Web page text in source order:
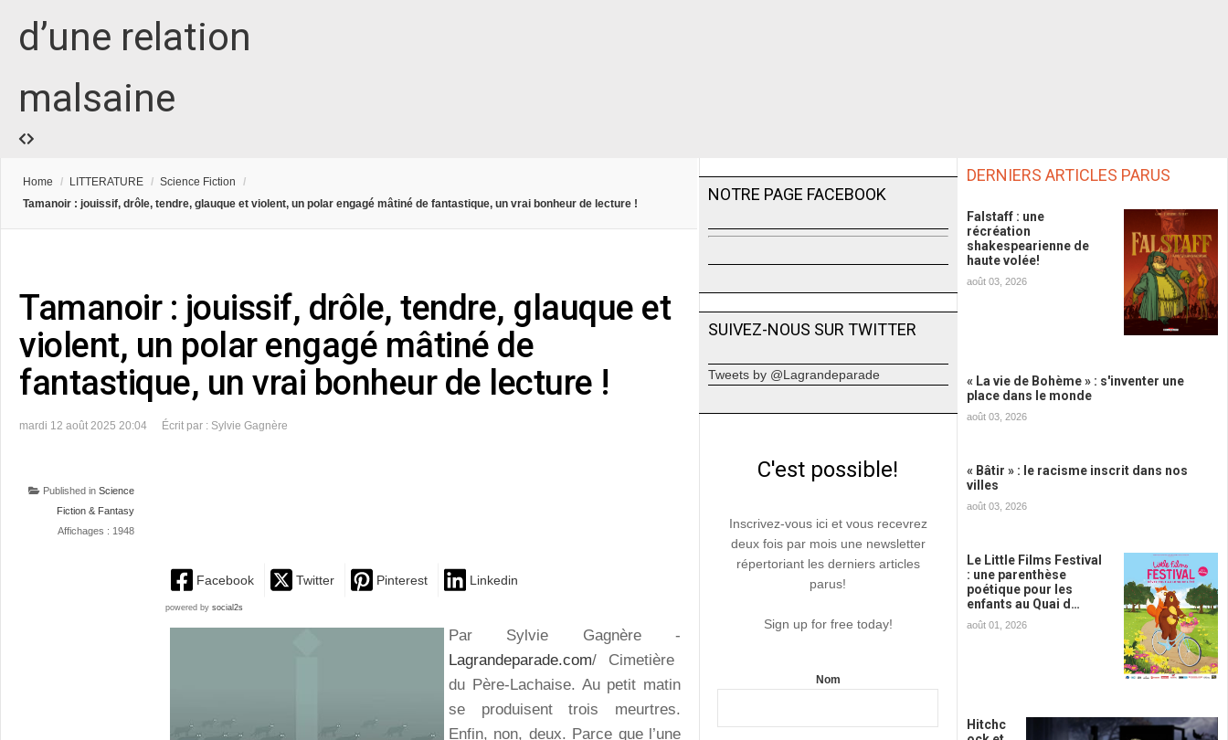
d’une relation
malsaine
Home / LITTERATURE / Science Fiction
/
Tamanoir : jouissif, drôle, tendre, glauque et violent, un polar engagé mâtiné de fantastique, un vrai bonheur de lecture !
Tamanoir : jouissif, drôle, tendre, glauque et
violent, un polar engagé mâtiné de
fantastique, un vrai bonheur de lecture !
mardi 12 août 2025 20:04 Écrit par : Sylvie Gagnère
Published in Science
Fiction & Fantasy
Affichages : 1948
Facebook Twitter Pinterest Linkedin
powered by social2s
Par Sylvie Gagnère -
Lagrandeparade.com/ Cimetière
du Père-Lachaise. Au petit matin
se produisent trois meurtres.
Enfin, non, deux. Parce que l’une
NOTRE PAGE FACEBOOK
SUIVEZ-NOUS SUR TWITTER
Tweets by @Lagrandeparade
C'est possible!
Inscrivez-vous ici et vous recevrez
deux fois par mois une newsletter
répertoriant les derniers articles
parus!
Sign up for free today!
Nom
DERNIERS ARTICLES PARUS
Falstaff : une
récréation
shakespearienne de
haute volée!
août 03, 2026
« La vie de Bohème » : s'inventer une
place dans le monde
août 03, 2026
« Bâtir » : le racisme inscrit dans nos
villes
août 03, 2026
Le Little Films Festival
: une parenthèse
poétique pour les
enfants au Quai d…
août 01, 2026
Hitchc